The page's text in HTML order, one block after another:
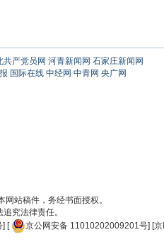
共产党员网 河青新闻网 石家庄新闻网
国际在线 中经网 中青网 央广网
站稿件，务经书面授权。
究法律责任。
] [ 京公网安备 11010202009201号] [